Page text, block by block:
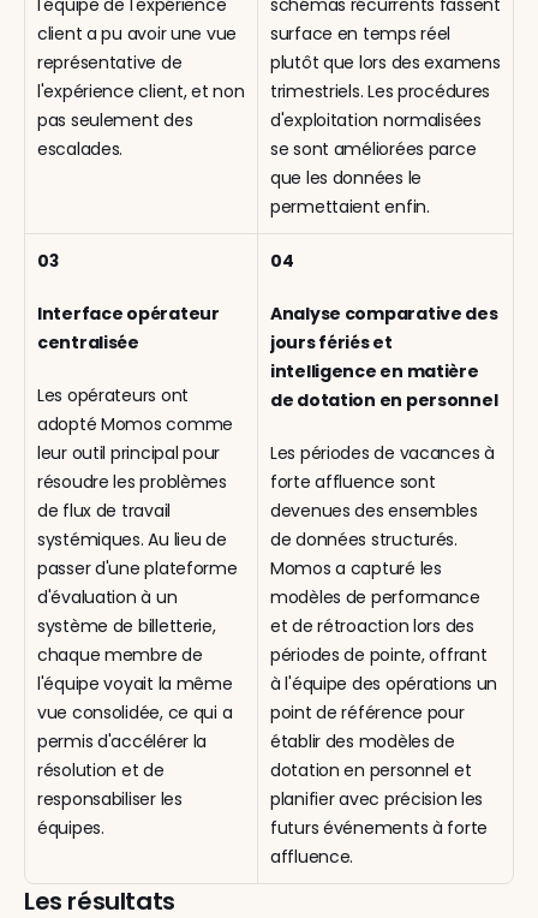
l'équipe de l'expérience
client a pu avoir une vue
représentative de
l'expérience client, et non
pas seulement des
escalades.
schémas récurrents fassent
surface en temps réel
plutôt que lors des examens
trimestriels. Les procédures
d'exploitation normalisées
se sont améliorées parce
que les données le
permettaient enfin.
03
Interface opérateur
centralisée
Les opérateurs ont
adopté Momos comme
leur outil principal pour
résoudre les problèmes
de flux de travail
systémiques. Au lieu de
passer d'une plateforme
d'évaluation à un
système de billetterie,
chaque membre de
l'équipe voyait la même
vue consolidée, ce qui a
permis d'accélérer la
résolution et de
responsabiliser les
équipes.
04
Analyse comparative des
jours fériés et
intelligence en matière
de dotation en personnel
Les périodes de vacances à
forte affluence sont
devenues des ensembles
de données structurés.
Momos a capturé les
modèles de performance
et de rétroaction lors des
périodes de pointe, offrant
à l'équipe des opérations un
point de référence pour
établir des modèles de
dotation en personnel et
planifier avec précision les
futurs événements à forte
affluence.
Les résultats